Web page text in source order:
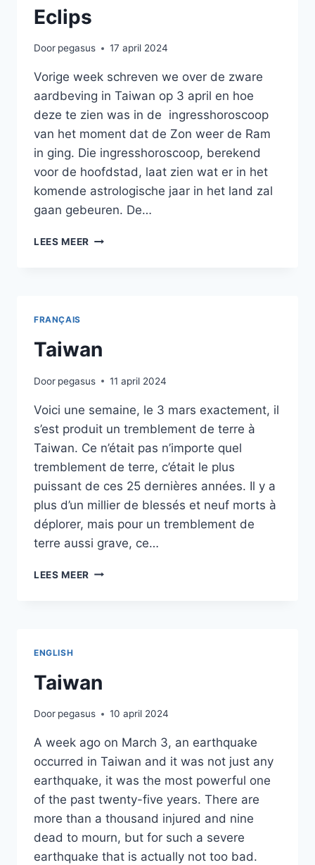
Eclips
Door pegasus 17 april 2024
Vorige week schreven we over de zware
aardbeving in Taiwan op 3 april en hoe
deze te zien was in de ingresshoroscoop
van het moment dat de Zon weer de Ram
in ging. Die ingresshoroscoop, berekend
voor de hoofdstad, laat zien wat er in het
komende astrologische jaar in het land zal
gaan gebeuren. De…
LEES MEER ECLIPS
FRANÇAIS
Taiwan
Door pegasus 11 april 2024
Voici une semaine, le 3 mars exactement, il
s’est produit un tremblement de terre à
Taiwan. Ce n’était pas n’importe quel
tremblement de terre, c’était le plus
puissant de ces 25 dernières années. Il y a
plus d’un millier de blessés et neuf morts à
déplorer, mais pour un tremblement de
terre aussi grave, ce…
LEES MEER TAIWAN
ENGLISH
Taiwan
Door pegasus 10 april 2024
A week ago on March 3, an earthquake
occurred in Taiwan and it was not just any
earthquake, it was the most powerful one
of the past twenty-five years. There are
more than a thousand injured and nine
dead to mourn, but for such a severe
earthquake that is actually not too bad.